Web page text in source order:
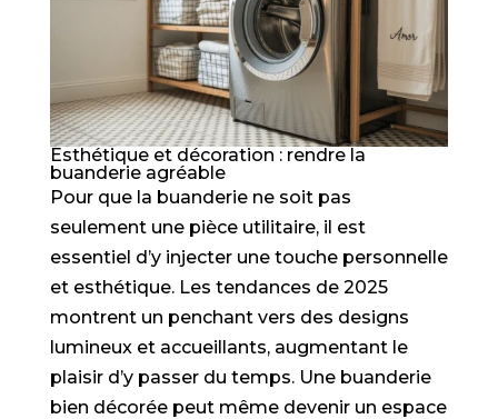
Esthétique et décoration : rendre la
buanderie agréable
Pour que la buanderie ne soit pas
seulement une pièce utilitaire, il est
essentiel d’y injecter une touche personnelle
et esthétique. Les tendances de 2025
montrent un penchant vers des designs
lumineux et accueillants, augmentant le
plaisir d’y passer du temps. Une buanderie
bien décorée peut même devenir un espace